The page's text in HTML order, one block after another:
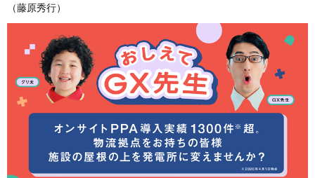
（藤原秀行）